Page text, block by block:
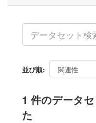
並び順
1 件のデータ
た